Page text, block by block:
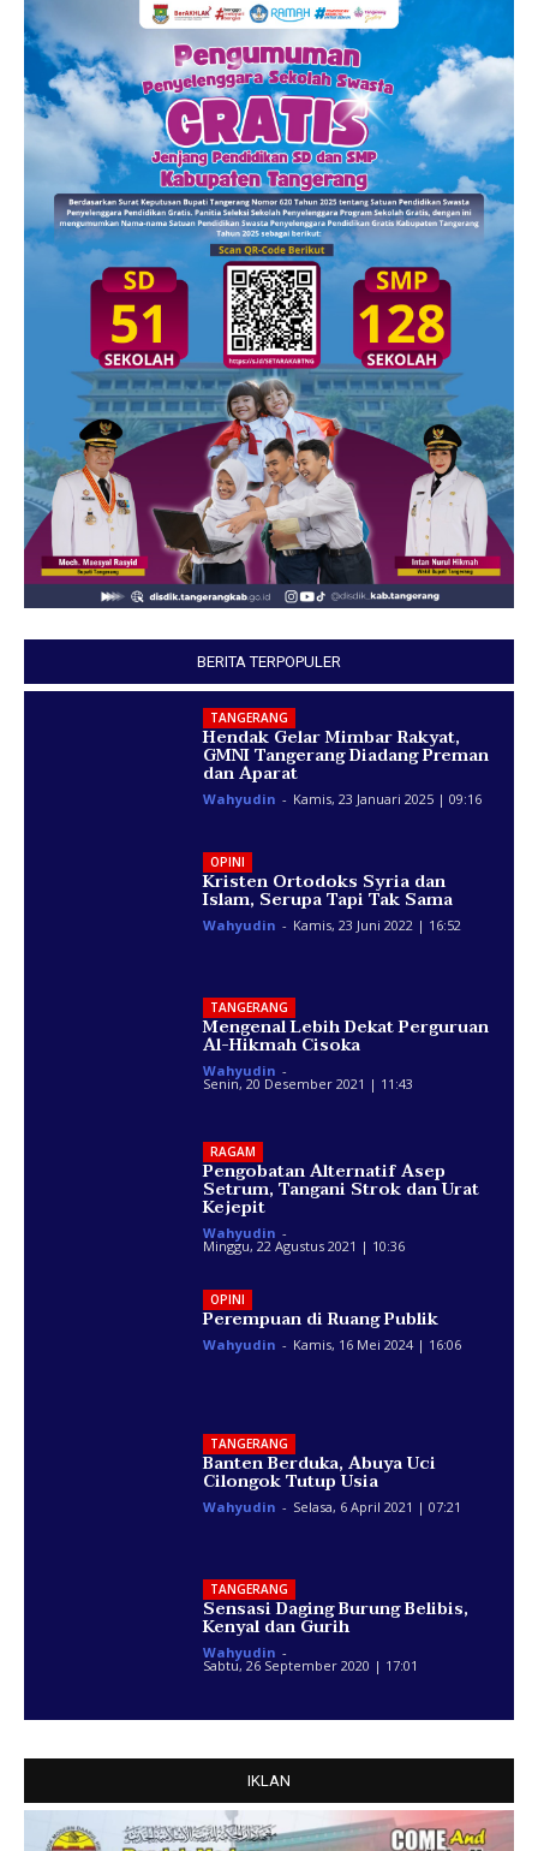
BERITA TERPOPULER
TANGERANG
Hendak Gelar Mimbar Rakyat,
GMNI Tangerang Diadang Preman
dan Aparat
Wahyudin - Kamis, 23 Januari 2025 | 09:16
OPINI
Kristen Ortodoks Syria dan
Islam, Serupa Tapi Tak Sama
Wahyudin - Kamis, 23 Juni 2022 | 16:52
TANGERANG
Mengenal Lebih Dekat Perguruan
Al-Hikmah Cisoka
Wahyudin -
Senin, 20 Desember 2021 | 11:43
RAGAM
Pengobatan Alternatif Asep
Setrum, Tangani Strok dan Urat
Kejepit
Wahyudin -
Minggu, 22 Agustus 2021 | 10:36
OPINI
Perempuan di Ruang Publik
Wahyudin - Kamis, 16 Mei 2024 | 16:06
TANGERANG
Banten Berduka, Abuya Uci
Cilongok Tutup Usia
Wahyudin - Selasa, 6 April 2021 | 07:21
TANGERANG
Sensasi Daging Burung Belibis,
Kenyal dan Gurih
Wahyudin -
Sabtu, 26 September 2020 | 17:01
IKLAN